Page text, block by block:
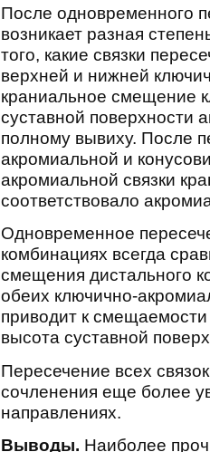
После одновременного
возникает разная
того, какие связки
верхней и нижней
краниальное смещение
суставной поверхности
полному вывиху. После
акромиальной и
акромиальной связки
соответствовало
Одновременное
комбинациях всегда
смещения дистального
обеих ключично-
приводит к
высота суставной
Пересечение всех
сочленения еще более
направлениях.
Выводы. Наиболее